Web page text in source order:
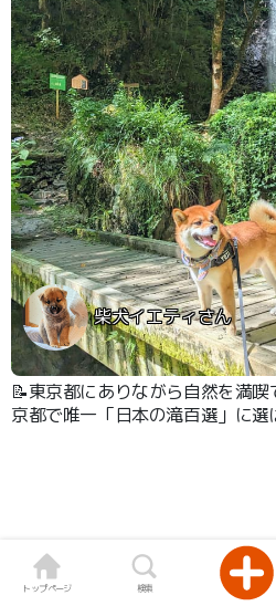
柴犬イエティさん
📝東京都にありながら自然を満
京都で唯一「日本の滝百選」に選
トップページ 検索